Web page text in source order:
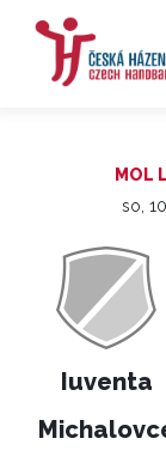
MOL
so,
Iuventa